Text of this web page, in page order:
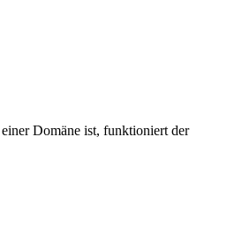
Domäne ist, funktioniert der